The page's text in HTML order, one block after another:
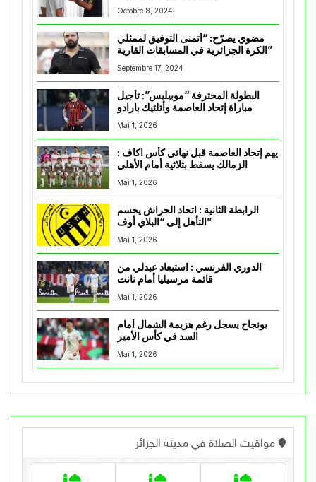
Octobre 8, 2024
مضوي يصرّح: “أتمنى التوفيق لممثلي
الكرة الجزائرية في المسابقات القارية”
Septembre 17, 2024
البطولة المحترفة “موبيليس”: تأجيل
مباراة إتحاد العاصمة وأتلتيك بارادو
Mai 1, 2026
يهم إتحاد العاصمة قبل نهائي كأس اكاف :
Mai 1, 2026
الرابطة الثانية : اتحاد الحراش يحسم
التأهل إلى “البلاي أوف”
Mai 1, 2026
الدوري الفرنسي : استبعاد عبدلي من
قائمة مرسيليا أمام نانت
Mai 1, 2026
بونجاح يسجل رغم هزيمة الشمال أمام
السد في كأس الأمير
Mai 1, 2026